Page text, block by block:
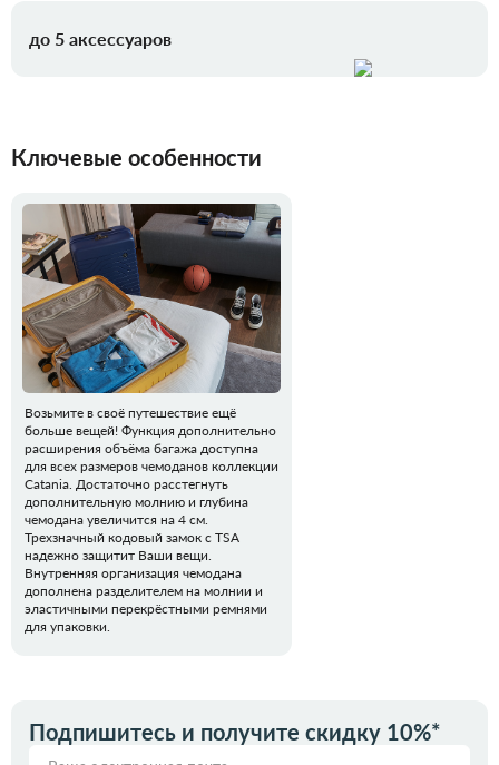
до 5 аксессуаров
Ключевые особенности
Возьмите в своё путешествие ещё
больше вещей! Функция дополнительно
расширения объёма багажа доступна
для всех размеров чемоданов коллекции
Catania. Достаточно расстегнуть
дополнительную молнию и глубина
чемодана увеличится на 4 см.
Трехзначный кодовый замок с TSA
надежно защитит Ваши вещи.
Внутренняя организация чемодана
дополнена разделителем на молнии и
эластичными перекрёстными ремнями
для упаковки.
Подпишитесь и получите скидку 10%*